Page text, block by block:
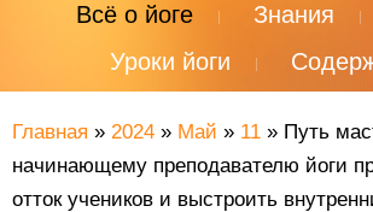
Всё о йоге
Знания
Уроки йоги
Главная » 2024 » Май » 11 » Путь
начинающему преподавателю йоги
отток учеников и выстроить